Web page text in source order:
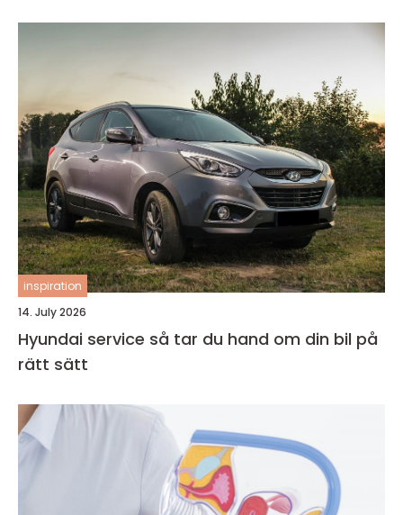
inspiration
14. July 2026
Hyundai service så tar du hand om din bil på
rätt sätt